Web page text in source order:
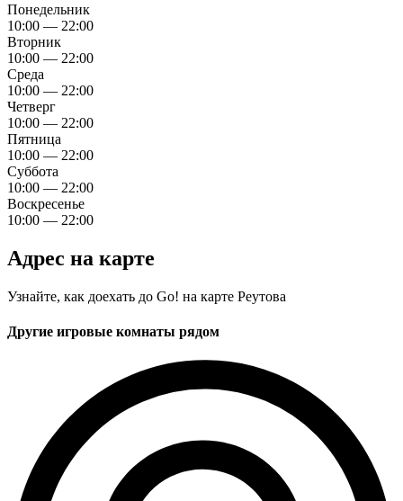
Понедельник
10:00 — 22:00
Вторник
10:00 — 22:00
Среда
10:00 — 22:00
Четверг
10:00 — 22:00
Пятница
10:00 — 22:00
Суббота
10:00 — 22:00
Воскресенье
10:00 — 22:00
Адрес на карте
Узнайте, как доехать до Go! на карте Реутова
Другие игровые комнаты рядом